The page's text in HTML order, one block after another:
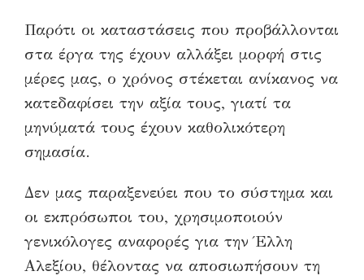
Παρότι οι καταστάσεις που προβάλλονται
στα έργα της έχουν αλλάξει μορφή στις
μέρες μας, ο χρόνος στέκεται ανίκανος να
κατεδαφίσει την αξία τους, γιατί τα
μηνύματά τους έχουν καθολικότερη
σημασία.
Δεν μας παραξενεύει που το σύστημα και
οι εκπρόσωποι του, χρησιμοποιούν
γενικόλογες αναφορές για τηνΈλλη
Αλεξίου, θέλοντας να αποσιωπήσουν τη